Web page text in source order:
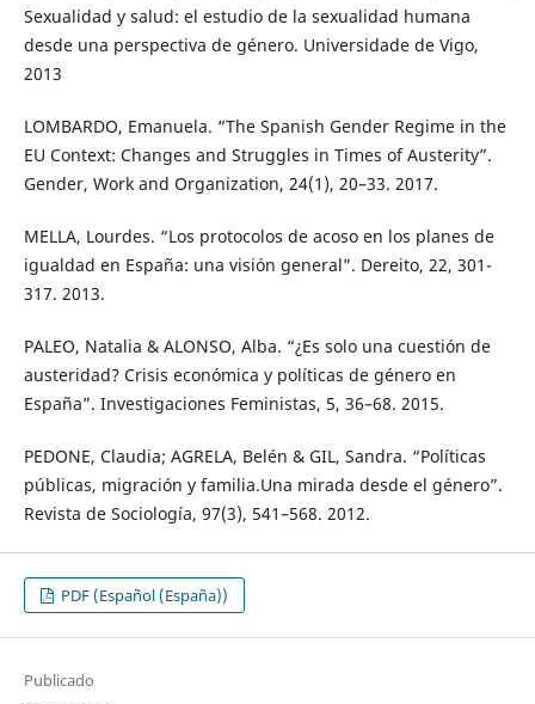
Sexualidad y salud: el estudio de la sexualidad humana
desde una perspectiva de género. Universidade de Vigo,
2013
LOMBARDO, Emanuela. “The Spanish Gender Regime in the
EU Context: Changes and Struggles in Times of Austerity”.
Gender, Work and Organization, 24(1), 20–33. 2017.
MELLA, Lourdes. “Los protocolos de acoso en los planes de
igualdad en España: una visión general”. Dereito, 22, 301-
317. 2013.
PALEO, Natalia & ALONSO, Alba. “¿Es solo una cuestión de
austeridad? Crisis económica y políticas de género en
España”. Investigaciones Feministas, 5, 36–68. 2015.
PEDONE, Claudia; AGRELA, Belén & GIL, Sandra. “Políticas
públicas, migración y familia.Una mirada desde el género”.
Revista de Sociología, 97(3), 541–568. 2012.
PDF (Español (España))
Publicado